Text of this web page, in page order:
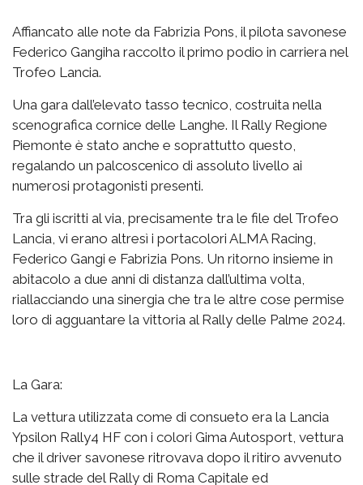
Affiancato alle note da Fabrizia Pons, il pilota savonese
Federico Gangiha raccolto il primo podio in carriera nel
Trofeo Lancia.
Una gara dall’elevato tasso tecnico, costruita nella
scenografica cornice delle Langhe. Il Rally Regione
Piemonte è stato anche e soprattutto questo,
regalando un palcoscenico di assoluto livello ai
numerosi protagonisti presenti.
Tra gli iscritti al via, precisamente tra le file del Trofeo
Lancia, vi erano altresì i portacolori ALMA Racing,
Federico Gangi e Fabrizia Pons. Un ritorno insieme in
abitacolo a due anni di distanza dall’ultima volta,
riallacciando una sinergia che tra le altre cose permise
loro di agguantare la vittoria al Rally delle Palme 2024.
La Gara:
La vettura utilizzata come di consueto era la Lancia
Ypsilon Rally4 HF con i colori Gima Autosport, vettura
che il driver savonese ritrovava dopo il ritiro avvenuto
sulle strade del Rally di Roma Capitale ed